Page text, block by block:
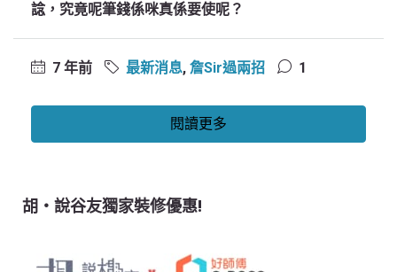
諗，究竟呢筆錢係咪真係要使呢？
7 年前 最新消息, 詹Sir過兩招 1
閱讀更多
胡‧說谷友獨家裝修優惠!